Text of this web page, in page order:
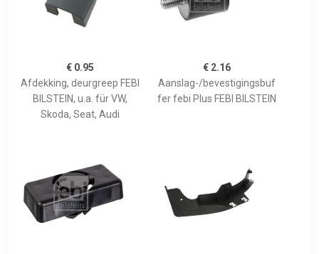
€ 0.95
Afdekking, deurgreep FEBI
BILSTEIN, u.a. für VW,
Skoda, Seat, Audi
€ 2.16
Aanslag-/bevestigingsbuf
fer febi Plus FEBI BILSTEIN